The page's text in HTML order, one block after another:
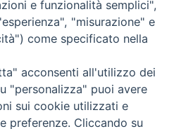
e funzionalità semplici",
"misurazione" e
come specificato nella
acconsenti all'utilizzo dei
"personalizza" puoi avere
sui cookie utilizzati e
preferenze. Cliccando su